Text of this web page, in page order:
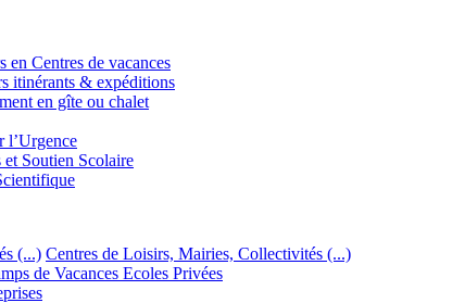
en Centres de vacances
itinérants & expéditions
en gîte ou chalet
l’Urgence
et Soutien Scolaire
(...) Centres de Loisirs, Mairies, Collectivités (...)
de Vacances Ecoles Privées